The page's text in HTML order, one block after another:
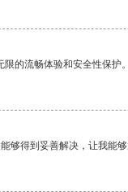
的流畅体验和安全性保护。
够得到妥善解决，让我能够